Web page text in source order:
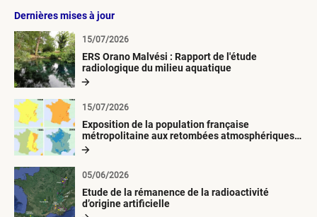
Dernières mises à jour
ERS Orano Malvési : Rapport de l'étude
radiologique du milieu aquatique
15/07/2026
Exposition de la population française
métropolitaine aux retombées atmosphériques
radioactives depuis 1945
15/07/2026
Etude de la rémanence de la radioactivité
d’origine artificielle
05/06/2026